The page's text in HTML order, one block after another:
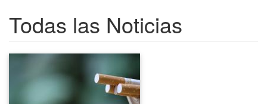
Todas las Noticias